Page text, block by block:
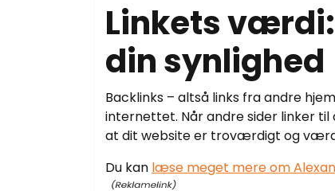
Linkets
din synlighed
Backlinks – altså links fra andre
internettet. Når andre sider linker til
at dit website er troværdigt og
Du kan læse meget mere om